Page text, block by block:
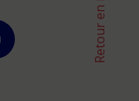
Retour en haut